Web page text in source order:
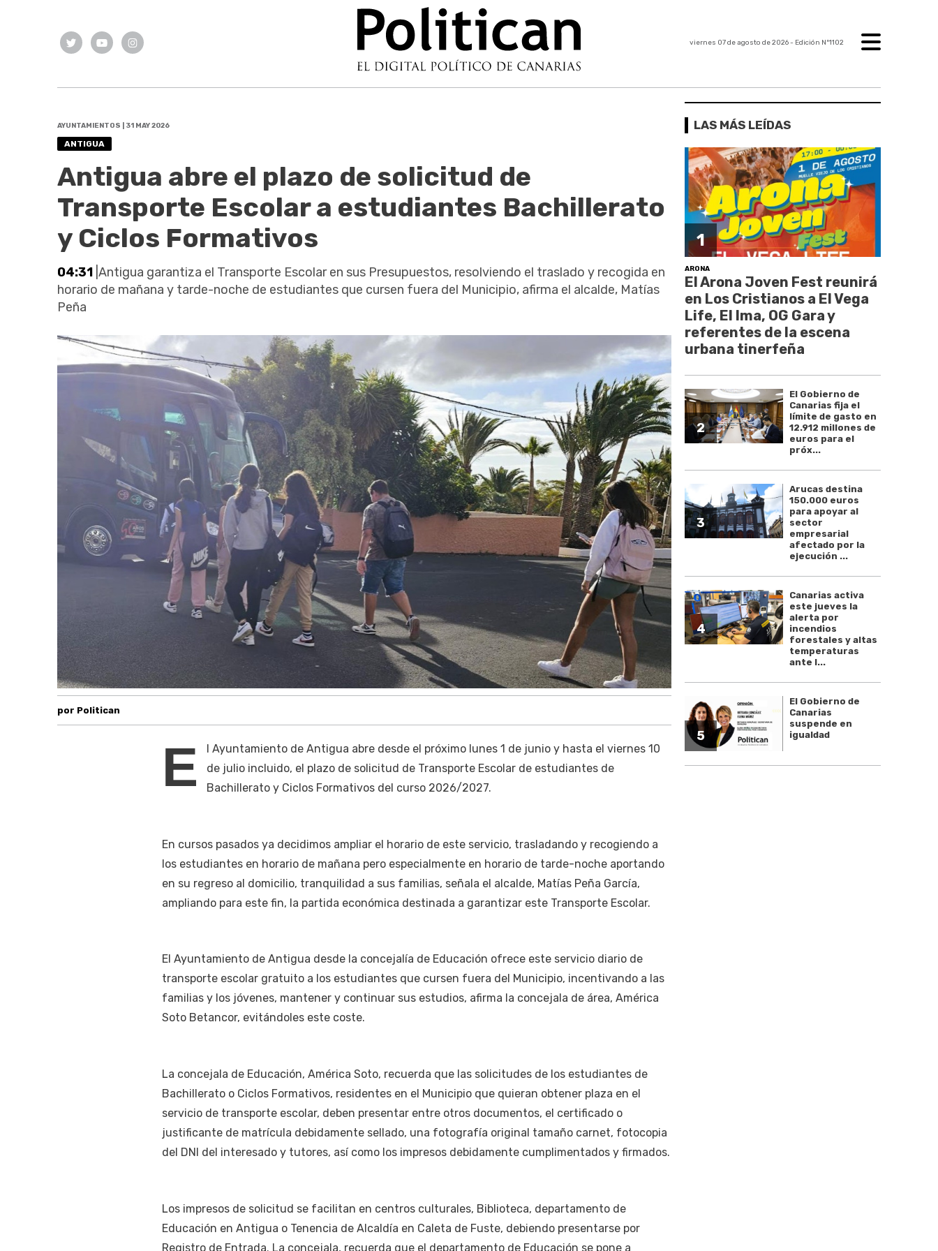
viernes 07 de agosto de 2026- Edición Nº1102
AYUNTAMIENTOS | 31 MAY 2026
ANTIGUA
Antigua abre el plazo de solicitud de
Transporte Escolar a estudiantes Bachillerato
y Ciclos Formativos
04:31 |Antigua garantiza el Transporte Escolar en sus Presupuestos, resolviendo el traslado y recogida en
horario de mañana y tarde-noche de estudiantes que cursen fuera del Municipio, afirma el alcalde, Matías
Peña
por Politican
E
l Ayuntamiento de Antigua abre desde el próximo lunes 1 de junio y hasta el viernes 10
de julio incluido, el plazo de solicitud de Transporte Escolar de estudiantes de
Bachillerato y Ciclos Formativos del curso 2026/2027.
En cursos pasados ya decidimos ampliar el horario de este servicio, trasladando y recogiendo a
los estudiantes en horario de mañana pero especialmente en horario de tarde-noche aportando
en su regreso al domicilio, tranquilidad a sus familias, señala el alcalde, Matías Peña García,
ampliando para este fin, la partida económica destinada a garantizar este Transporte Escolar.
El Ayuntamiento de Antigua desde la concejalía de Educación ofrece este servicio diario de
transporte escolar gratuito a los estudiantes que cursen fuera del Municipio, incentivando a las
familias y los jóvenes, mantener y continuar sus estudios, afirma la concejala de área, América
Soto Betancor, evitándoles este coste.
La concejala de Educación, América Soto, recuerda que las solicitudes de los estudiantes de
Bachillerato o Ciclos Formativos, residentes en el Municipio que quieran obtener plaza en el
servicio de transporte escolar, deben presentar entre otros documentos, el certificado o
justificante de matrícula debidamente sellado, una fotografía original tamaño carnet, fotocopia
del DNI del interesado y tutores, así como los impresos debidamente cumplimentados y firmados.
Los impresos de solicitud se facilitan en centros culturales, Biblioteca, departamento de
Educación en Antigua o Tenencia de Alcaldía en Caleta de Fuste, debiendo presentarse por
Registro de Entrada. La concejala, recuerda que el departamento de Educación se pone a
LAS MÁS LEÍDAS
1
ARONA
El Arona Joven Fest reunirá
en Los Cristianos a El Vega
Life, El Ima, OG Gara y
referentes de la escena
urbana tinerfeña
2
El Gobierno de
Canarias fija el
límite de gasto en
12.912 millones de
euros para el
próx...
3
Arucas destina
150.000 euros
para apoyar al
sector
empresarial
afectado por la
ejecución ...
4
Canarias activa
este jueves la
alerta por
incendios
forestales y altas
temperaturas
ante l...
5
El Gobierno de
Canarias
suspende en
igualdad